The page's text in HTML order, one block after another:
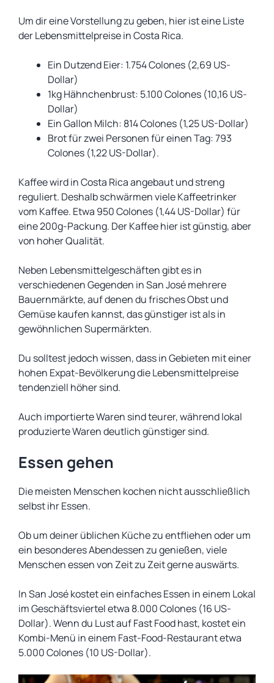
Um dir eine Vorstellung zu geben, hier ist eine Liste
der Lebensmittelpreise in Costa Rica.
Ein Dutzend Eier: 1.754 Colones (2,69 US-
Dollar)
1kg Hähnchenbrust: 5.100 Colones (10,16 US-
Dollar)
Ein Gallon Milch: 814 Colones (1,25 US-Dollar)
Brot für zwei Personen für einen Tag: 793
Colones (1,22 US-Dollar).
Kaffee wird in Costa Rica angebaut und streng
reguliert. Deshalb schwärmen viele Kaffeetrinker
vom Kaffee. Etwa 950 Colones (1,44 US-Dollar) für
eine 200g-Packung. Der Kaffee hier ist günstig, aber
von hoher Qualität.
Neben Lebensmittelgeschäften gibt es in
verschiedenen Gegenden in San José mehrere
Bauernmärkte, auf denen du frisches Obst und
Gemüse kaufen kannst, das günstiger ist als in
gewöhnlichen Supermärkten.
Du solltest jedoch wissen, dass in Gebieten mit einer
hohen Expat-Bevölkerung die Lebensmittelpreise
tendenziell höher sind.
Auch importierte Waren sind teurer, während lokal
produzierte Waren deutlich günstiger sind.
Essen gehen
Die meisten Menschen kochen nicht ausschließlich
selbst ihr Essen.
Ob um deiner üblichen Küche zu entfliehen oder um
ein besonderes Abendessen zu genießen, viele
Menschen essen von Zeit zu Zeit gerne auswärts.
In San José kostet ein einfaches Essen in einem Lokal
im Geschäftsviertel etwa 8.000 Colones (16 US-
Dollar). Wenn du Lust auf Fast Food hast, kostet ein
Kombi-Menü in einem Fast-Food-Restaurant etwa
5.000 Colones (10 US-Dollar).